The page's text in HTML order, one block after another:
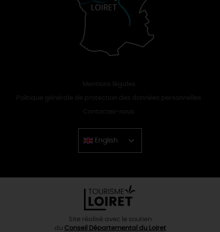
Mentions légales
Politique générale de protection des données personnelles
Contactez-nous
English
Chinese
Site réalisé avec le soutien
du Conseil Départemental du Loiret